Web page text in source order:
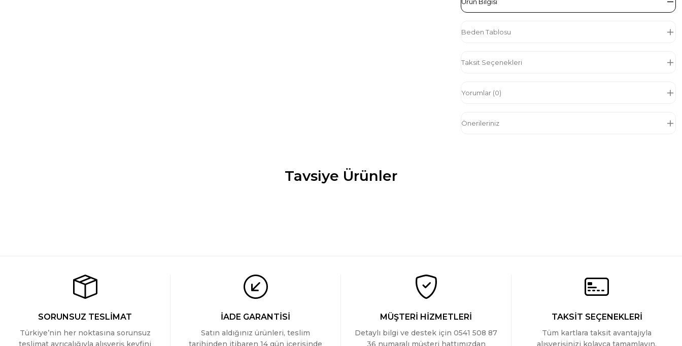
Beden Tablosu
Taksit Seçenekleri
Yorumlar (0)
Önerileriniz
Tavsiye Ürünler
SORUNSUZ TESLİMAT
Türkiye’nin her noktasına sorunsuz
teslimat ayrıcalığıyla alışveriş keyfini
İADE GARANTİSİ
Satın aldığınız ürünleri, teslim
tarihinden itibaren 14 gün içerisinde
MÜŞTERİ HİZMETLERİ
Detaylı bilgi ve destek için 0541 508 87
36 numaralı müşteri hattımızdan
TAKSİT SEÇENEKLERİ
Tüm kartlara taksit avantajıyla
alışverişinizi kolayca tamamlayın.